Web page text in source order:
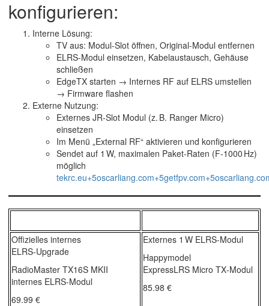
konfigurieren:
Interne Lösung:
TV aus: Modul-Slot öffnen, Original-Modul entfernen
ELRS‑Modul einsetzen, Kabelaustausch, Gehäuse
schließen
EdgeTX starten → Internes RF auf ELRS umstellen
→ Firmware flashen
Externe Nutzung:
Externes JR-Slot Modul (z. B. Ranger Micro)
einsetzen
Im Menü „External RF“ aktivieren und konfigurieren
Sendet auf 1 W, maximalen Paket-Raten (F‑1000 Hz)
möglich
tekrc.eu+5oscarliang.com+5getfpv.com+5
Offizielles internes
ELRS‑Upgrade
RadioMaster TX16S MKII
internes ELRS‑Modul
69.99 €
Externes 1 W ELRS‑Modul
Happymodel
ExpressLRS Micro TX‑Modul
85.98 €